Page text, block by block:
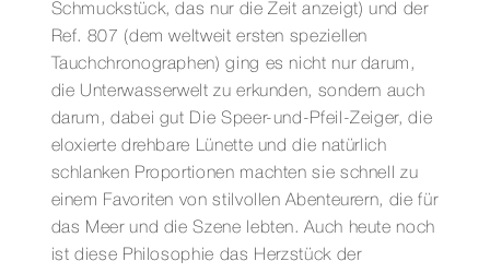
Schmuckstück, das nur die Zeit anzeigt) und der
Ref. 807 (dem weltweit ersten speziellen
Tauchchronographen) ging es nicht nur darum,
die Unterwasserwelt zu erkunden, sondern auch
darum, dabei gut Die Speer-und-Pfeil-Zeiger, die
eloxierte drehbare Lünette und die natürlich
schlanken Proportionen machten sie schnell zu
einem Favoriten von stilvollen Abenteurern, die für
das Meer und die Szene lebten. Auch heute noch
ist diese Philosophie das Herzstück der